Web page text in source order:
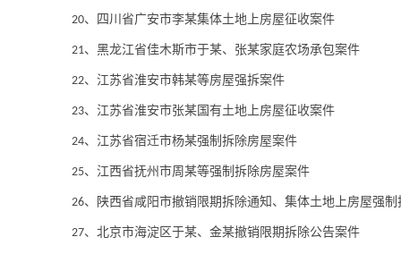
20、四川省广安市李某集体土地上房屋征收案件
21、黑龙江省佳木斯市于某、张某家庭农场承包案件
22、江苏省淮安市韩某等房屋强拆案件
23、江苏省淮安市张某国有土地上房屋征收案件
24、江苏省宿迁市杨某强制拆除房屋案件
25、江西省抚州市周某等强制拆除房屋案件
26、陕西省咸阳市撤销限期拆除通知、集体土地上房屋强制
27、北京市海淀区于某、金某撤销限期拆除公告案件